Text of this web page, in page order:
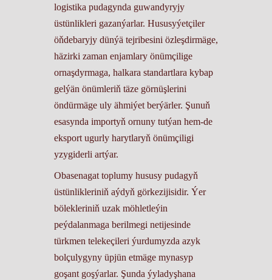
logistika pudagynda guwandyryjy
üstünlikleri gazanýarlar. Hususyýetçiler
öňdebaryjy dünýä tejribesini özleşdirmäge,
häzirki zaman enjamlary önümçilige
ornaşdyrmaga, halkara standartlara kybap
gelýän önümleriň täze görnüşlerini
öndürmäge uly ähmiýet berýärler. Şunuň
esasynda importyň ornuny tutýan hem-de
eksport ugurly harytlaryň önümçiligi
yzygiderli artýar.
Obasenagat toplumy hususy pudagyň
üstünlikleriniň aýdyň görkezijisidir. Ýer
bölekleriniň uzak möhletleýin
peýdalanmaga berilmegi netijesinde
türkmen telekeçileri ýurdumyzda azyk
bolçulygyny üpjün etmäge mynasyp
goşant goşýarlar. Şunda ýyladyşhana